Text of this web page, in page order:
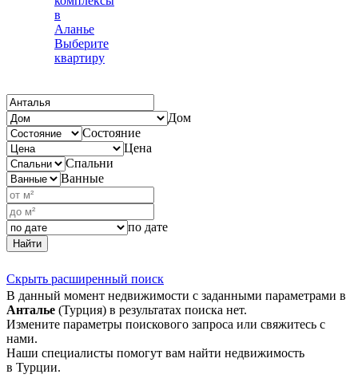
в
Аланье
Выберите
квартиру
Дом
Состояние
Цена
Спальни
Ванные
по дате
Найти
Скрыть расширенный поиск
В данный момент недвижимости с заданными параметрами в
Анталье (Турция) в результатах поиска нет.
Измените параметры поискового запроса или свяжитесь с
нами.
Наши специалисты помогут вам найти недвижимость
в Турции.